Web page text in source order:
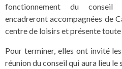
fonctionnement du conseil
encadreront accompagnées de
centre de loisirs et présente toute
Pour terminer, elles ont invité
réunion du conseil qui aura lieu le